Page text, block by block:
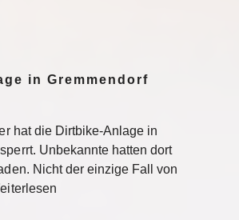
in Gremmendorf
hat die Dirtbike-Anlage in
Unbekannte hatten dort
Nicht der einzige Fall von